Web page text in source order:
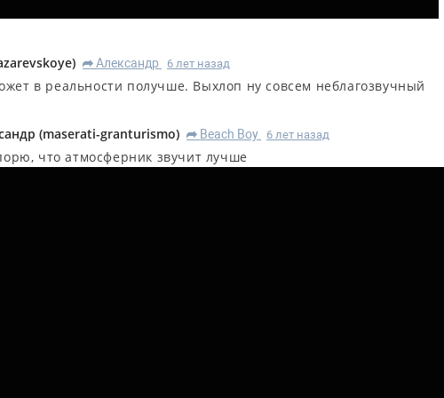
) R Александр 6 лет назад
в реальности получше. Выхлоп ну совсем неблагозвучный
(maserati-granturismo) R Beach Boy 6 лет назад
что атмосферник звучит лучше